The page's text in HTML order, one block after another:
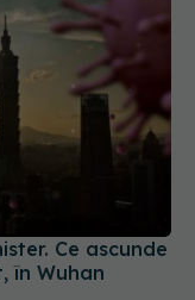
Ce ascunde
în Wuhan